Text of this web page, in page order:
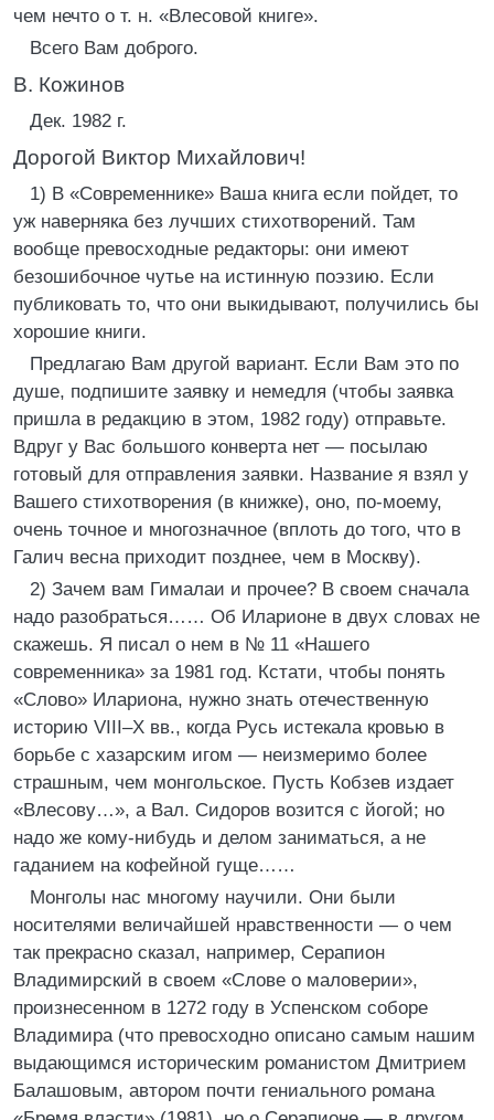
чем нечто о т. н. «Влесовой книге».
Всего Вам доброго.
В. Кожинов
Дек. 1982 г.
Дорогой Виктор Михайлович!
1) В «Современнике» Ваша книга если пойдет, то
уж наверняка без лучших стихотворений. Там
вообще превосходные редакторы: они имеют
безошибочное чутье на истинную поэзию. Если
публиковать то, что они выкидывают, получились бы
хорошие книги.
Предлагаю Вам другой вариант. Если Вам это по
душе, подпишите заявку и немедля (чтобы заявка
пришла в редакцию в этом, 1982 году) отправьте.
Вдруг у Вас большого конверта нет — посылаю
готовый для отправления заявки. Название я взял у
Вашего стихотворения (в книжке), оно, по-моему,
очень точное и многозначное (вплоть до того, что в
Галич весна приходит позднее, чем в Москву).
2) Зачем вам Гималаи и прочее? В своем сначала
надо разобраться…… Об Иларионе в двух словах не
скажешь. Я писал о нем в № 11 «Нашего
современника» за 1981 год. Кстати, чтобы понять
«Слово» Илариона, нужно знать отечественную
историю VIII–X вв., когда Русь истекала кровью в
борьбе с хазарским игом — неизмеримо более
страшным, чем монгольское. Пусть Кобзев издает
«Влесову…», а Вал. Сидоров возится с йогой; но
надо же кому-нибудь и делом заниматься, а не
гаданием на кофейной гуще……
Монголы нас многому научили. Они были
носителями величайшей нравственности — о чем
так прекрасно сказал, например, Серапион
Владимирский в своем «Слове о маловерии»,
произнесенном в 1272 году в Успенском соборе
Владимира (что превосходно описано самым нашим
выдающимся историческим романистом Дмитрием
Балашовым, автором почти гениального романа